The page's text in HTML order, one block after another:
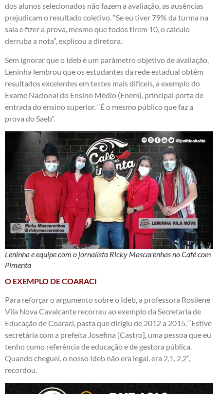
dos alunos selecionados não fazem a avaliação, as ausências
prejudicam o resultado coletivo. “Se eu tiver 79% da turma na
sala e fizer a prova, mesmo que todos tirem 10, o cálculo
derruba a nota”, explicou a diretora.
Sem ignorar que o Ideb é um parâmetro objetivo de avaliação,
Leninha lembrou que os estudantes da rede estadual obtêm
resultados excelentes em testes mais difíceis, a exemplo do
Exame Nacional do Ensino Médio (Enem), principal porta de
entrada do ensino superior. “É o mesmo público que faz a
prova do Saeb”.
Leninha e equipe com o jornalista Ricky Mascarenhas no Café com
Pimenta
O EXEMPLO DE COARACI
Para reforçar o argumento sobre o Ideb, a professora Rosilene
Vila Nova Cavalcante recorreu ao exemplo da Secretaria de
Educação de Coaraci, pasta que dirigiu de 2012 a 2015. “Estive
secretária com a prefeita Josefina [Castro], uma pessoa que eu
tenho como referência de educação e de gestora pública.
Quando cheguei, o nosso Ideb não era legal, era 2,1, 2,2”,
recordou.